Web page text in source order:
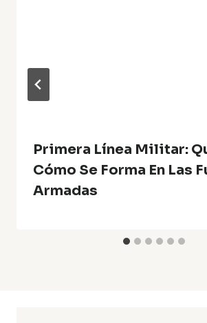
Primera Línea Militar:
Cómo Se Forma En Las
Armadas